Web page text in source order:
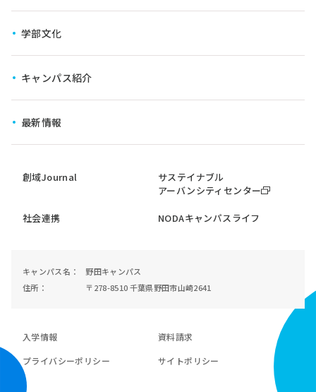
学科・専攻
6年一貫教育コース
横断型コース
学部文化
キャンパス紹介
最新情報
創域Journal
サステイナブル
アーバンシティセンター
社会連携 NODAキャンパスライフ
キャンパス名
野田キャンパス
住所
〒278-8510 千葉県野田市山崎2641
入学情報
資料請求
プライバシーポリシー
サイトポリシー